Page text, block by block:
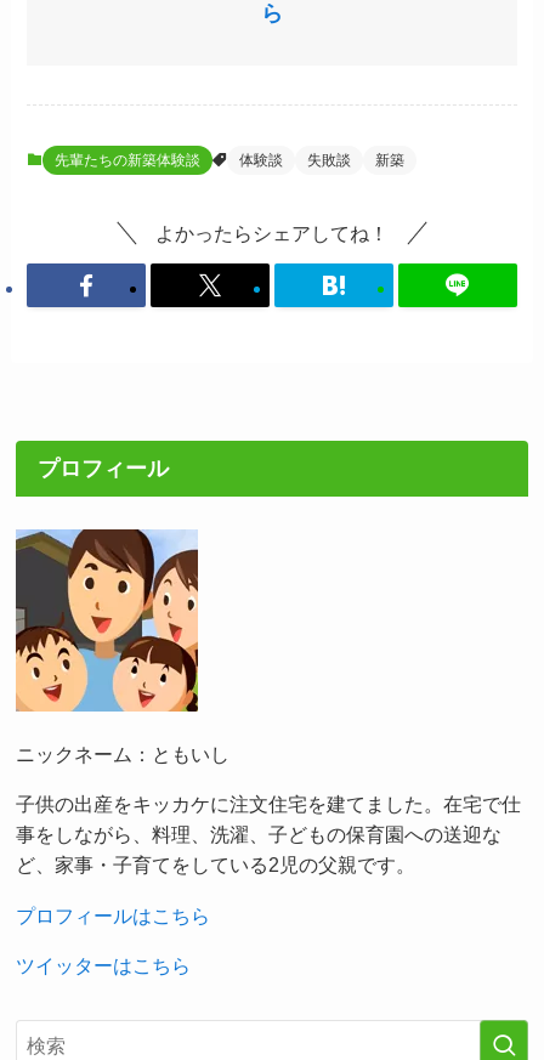
ら
先輩たちの新築体験談 体験談 失敗談 新築
よかったらシェアしてね！
プロフィール
ニックネーム：ともいし
子供の出産をキッカケに注文住宅を建てました。在宅で仕
事をしながら、料理、洗濯、子どもの保育園への送迎な
ど、家事・子育てをしている2児の父親です。
プロフィールはこちら
ツイッターはこちら